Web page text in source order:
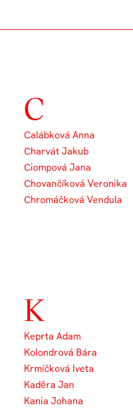
C
Calábková Anna
Charvát Jakub
Ciompová Jana
Chovančíková Veronika
Chromáčková Vendula
K
Keprta Adam
Kolondrová Bára
Krmíčková Iveta
Kaděra Jan
Kania Johana